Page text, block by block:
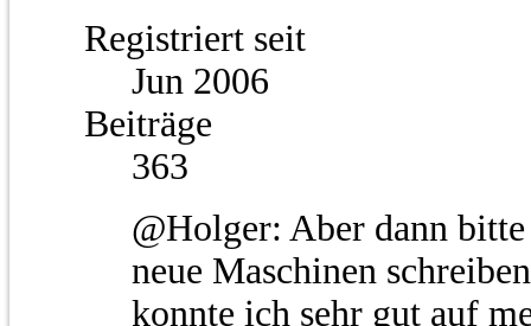
Registriert seit
Jun 2006
Beiträge
363
@Holger: Aber dann
neue Maschinen
konnte ich sehr gut auf